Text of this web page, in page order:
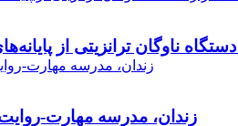
زندان، مدرسه مهارت-روايت